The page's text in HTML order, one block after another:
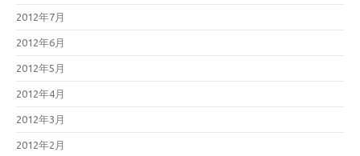
2012年7月
2012年6月
2012年5月
2012年4月
2012年3月
2012年2月